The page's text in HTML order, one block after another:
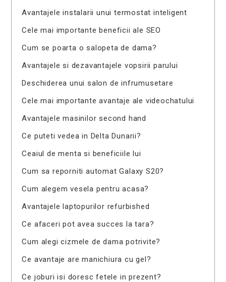
Avantajele instalarii unui termostat inteligent
Cele mai importante beneficii ale SEO
Cum se poarta o salopeta de dama?
Avantajele si dezavantajele vopsirii parului
Deschiderea unui salon de infrumusetare
Cele mai importante avantaje ale videochatului
Avantajele masinilor second hand
Ce puteti vedea in Delta Dunarii?
Ceaiul de menta si beneficiile lui
Cum sa reporniti automat Galaxy S20?
Cum alegem vesela pentru acasa?
Avantajele laptopurilor refurbished
Ce afaceri pot avea succes la tara?
Cum alegi cizmele de dama potrivite?
Ce avantaje are manichiura cu gel?
Ce joburi isi doresc fetele in prezent?